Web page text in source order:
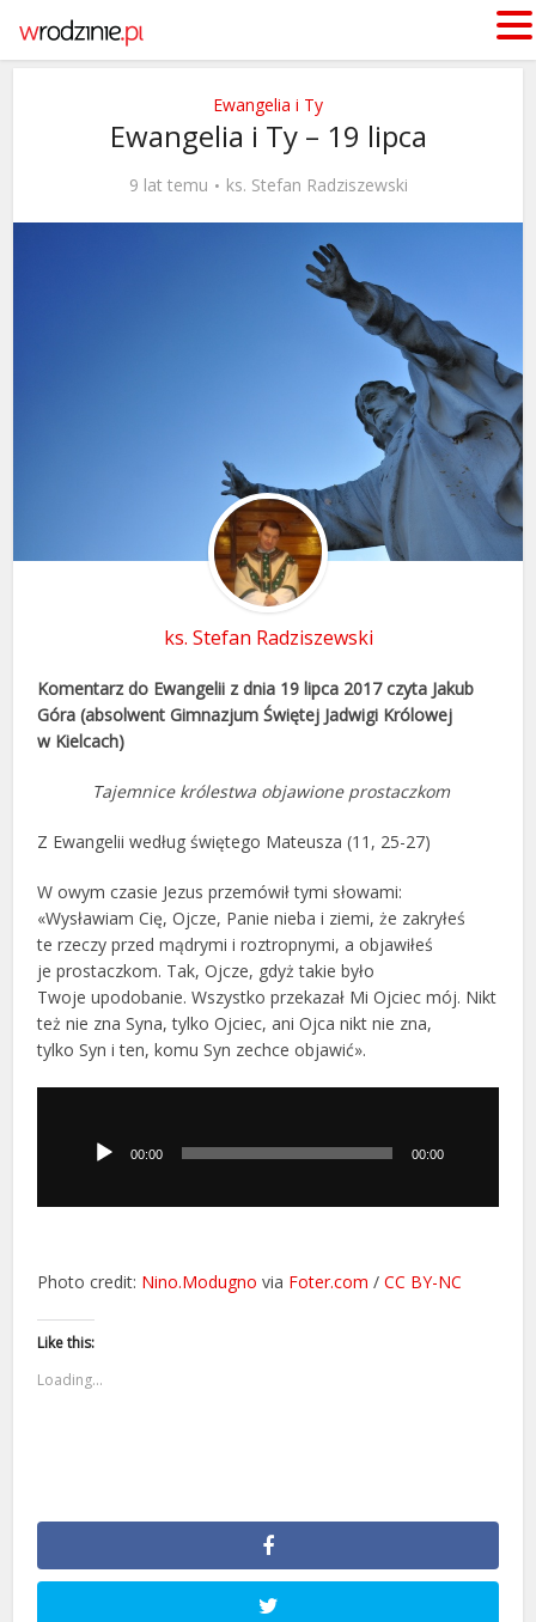
Ewangelia i Ty
Ewangelia i Ty – 19 lipca
9 lat temu ks. Stefan Radziszewski
ks. Stefan Radziszewski
Komentarz do Ewangelii z dnia 19 lipca 2017 czyta Jakub
Góra (absolwent Gimnazjum Świętej Jadwigi Królowej
w Kielcach)
Tajemnice królestwa objawione prostaczkom
Z Ewangelii według świętego Mateusza (11, 25-27)
W owym czasie Jezus przemówił tymi słowami:
«Wysławiam Cię, Ojcze, Panie nieba i ziemi, że zakryłeś
te rzeczy przed mądrymi i roztropnymi, a objawiłeś
je prostaczkom. Tak, Ojcze, gdyż takie było
Twoje upodobanie. Wszystko przekazał Mi Ojciec mój. Nikt
też nie zna Syna, tylko Ojciec, ani Ojca nikt nie zna,
tylko Syn i ten, komu Syn zechce objawić».
dźwiękowych00:00 00:00
Photo credit: Nino.Modugno via Foter.com /CC BY-NC
Like this:
Loading...